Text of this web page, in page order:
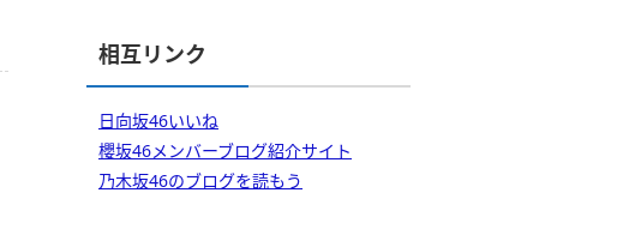
相互リンク
日向坂46いいね
櫻坂46メンバーブログ紹介サイト
乃木坂46のブログを読もう